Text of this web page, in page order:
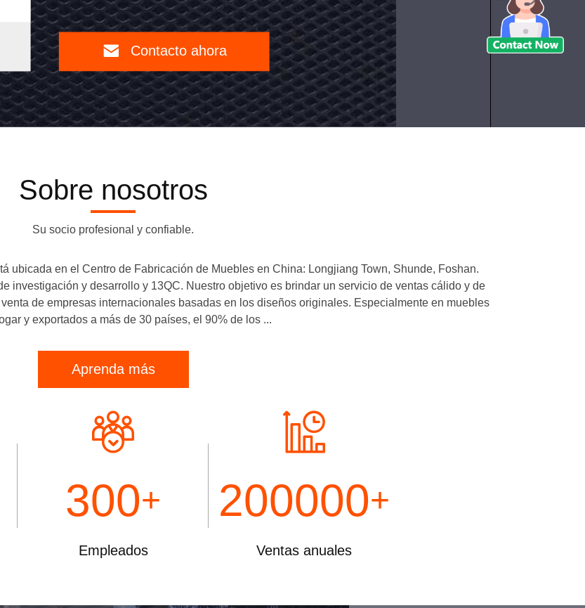
con
sillas.
Contacto
ahora
Video
de
Sobre nosotros
Su socio profesional y confiable.
ubicada en el Centro de Fabricación de Muebles en China: Longjiang Town, Shunde, Foshan.
investigación y desarrollo y 13QC. Nuestro objetivo es brindar un servicio de ventas cálido y de
de empresas internacionales basadas en los diseños originales. Especialmente en muebles
y exportados a más de 30 países, el 90% de los ...
Aprenda más
300+
Empleados
200000+
Ventas anuales